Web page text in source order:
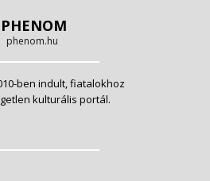
PHENOM
phenom.hu
ben indult, fiatalokhoz
kulturális portál.